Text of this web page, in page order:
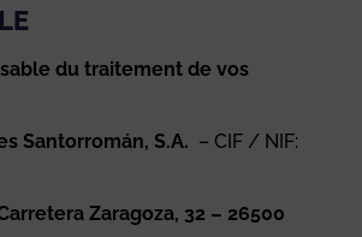
du traitement de vos
Santorromán, S.A. – CIF / NIF:
Zaragoza, 32 – 26500